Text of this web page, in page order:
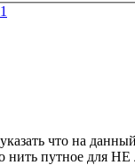
указать что на
нить путное для